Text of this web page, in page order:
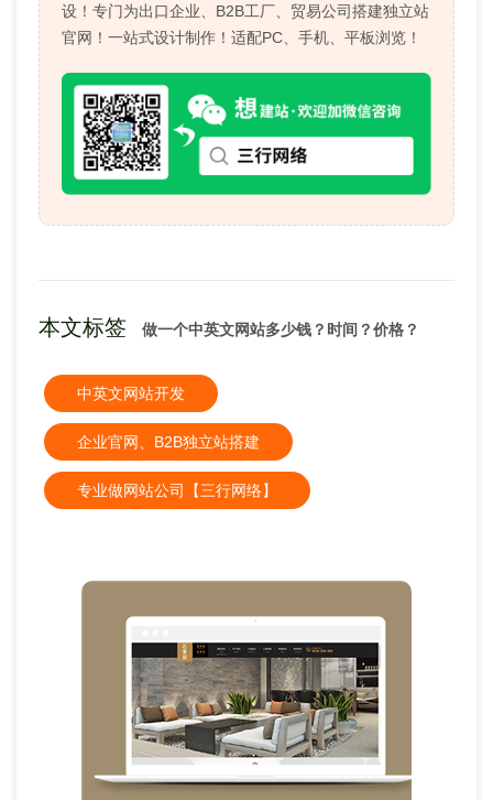
设！专门为出口企业、B2B工厂、贸易公司搭建独立站
官网！一站式设计制作！适配PC、手机、平板浏览！
本文标签 做一个中英文网站多少钱？时间？价格？
中英文网站开发
企业官网、B2B独立站搭建
专业做网站公司【三行网络】